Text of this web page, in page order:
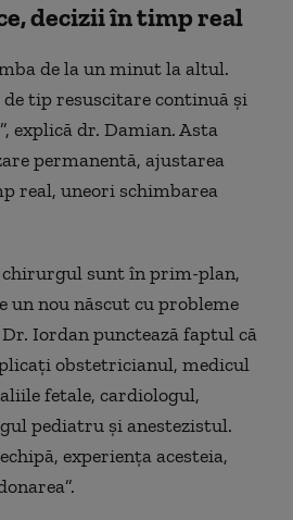
decizii în timp real
de la un minut la altul.
de tip resuscitare continuă și
explică dr. Damian. Asta
permanentă, ajustarea
real, uneori schimbarea
chirurgul sunt în prim-plan,
un nou născut cu probleme
Iordan punctează faptul că
obstetricianul, medicul
fetale, cardiologul,
pediatru și anestezistul.
experiența acesteia,